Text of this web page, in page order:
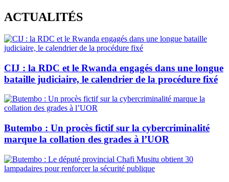
Skip
to
content
ACTUALITÉS
CIJ : la RDC et le Rwanda engagés dans une longue
bataille judiciaire, le calendrier de la procédure fixé
Butembo : Un procès fictif sur la cybercriminalité
marque la collation des grades à l’UOR